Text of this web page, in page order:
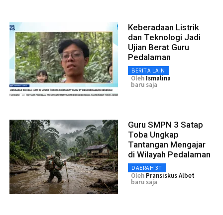
Keberadaan Listrik
dan Teknologi Jadi
Ujian Berat Guru
Pedalaman
BERITA LAIN
Oleh Ismalina
baru saja
Guru SMPN 3 Satap
Toba Ungkap
Tantangan Mengajar
di Wilayah Pedalaman
DAERAH 3T
Oleh Pransiskus Albet
baru saja